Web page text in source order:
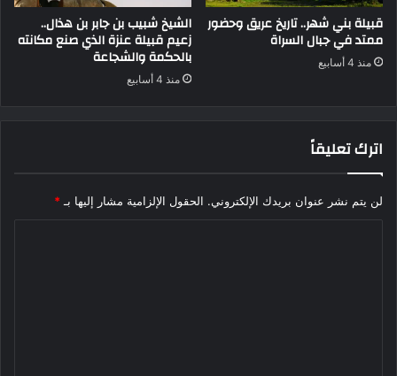
قبيلة بني شهر.. تاريخ عريق وحضور
ممتد في جبال السراة
منذ 4 أسابيع
الشيخ شبيب بن جابر بن هذال..
زعيم قبيلة عنزة الذي صنع مكانته
بالحكمة والشجاعة
منذ 4 أسابيع
اترك تعليقاً
لن يتم نشر عنوان بريدك الإلكتروني. الحقول الإلزامية مشار إليها بـ *